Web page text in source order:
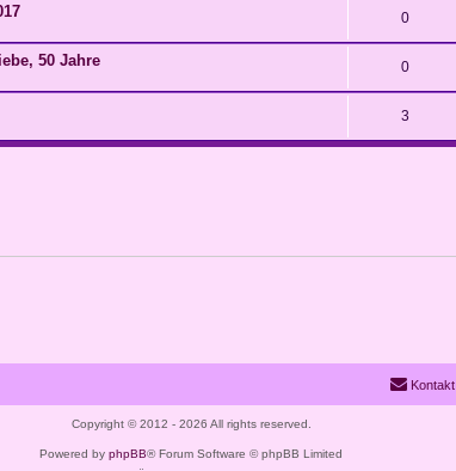
0
50 Jahre 0
3
Kontakt
Copyright © 2012 - 2026 All rights reserved.
Powered by phpBB® Forum Software © phpBB Limited